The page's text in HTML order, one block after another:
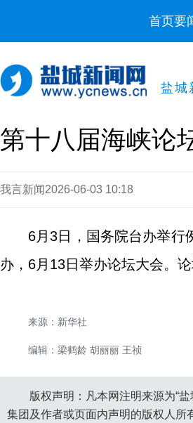
首页要
盐城
第十八届海峡论
我言新闻 2026-06-03 10:18
6月3日，国务院台办举行
办，6月13日举办论坛大会。
来源：新华社
编辑：梁鹤龄 胡丽丽 王祯
版权声明：凡本网注明来源为“
集团及作者或页面内声明的版权人所